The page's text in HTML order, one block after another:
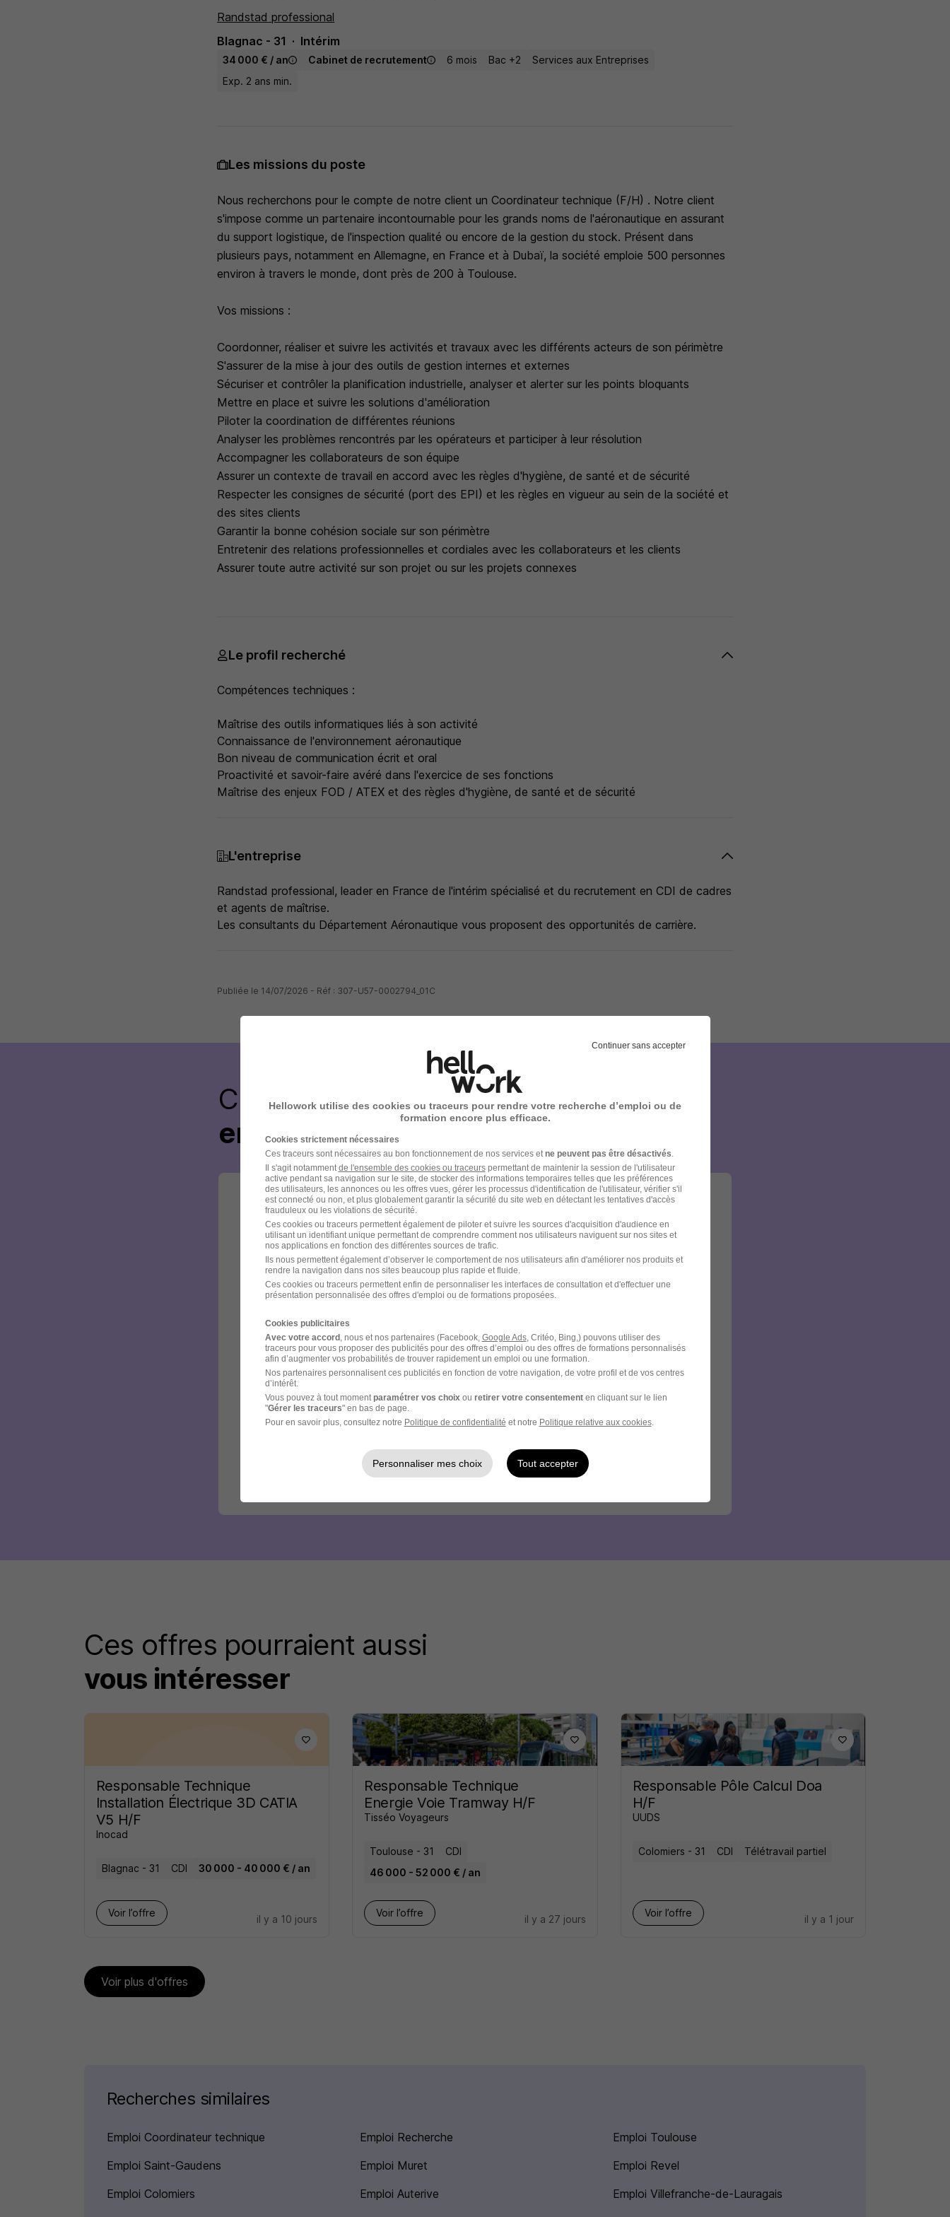
Randstad professional
Blagnac - 31
Intérim
34 000 € / an Cabinet de recrutement 6 mois Bac +2
Services aux Entreprises
Exp. 2 ans min.
Les missions du poste
Nous recherchons pour le compte de notre client un Coordinateur technique (F/H) . Notre client
s'impose comme un partenaire incontournable pour les grands noms de l'aéronautique en assurant
du support logistique, de l'inspection qualité ou encore de la gestion du stock. Présent dans
plusieurs pays, notamment en Allemagne, en France et à Dubaï, la société emploie 500 personnes
environ à travers le monde, dont près de 200 à Toulouse.
Vos missions :
Coordonner, réaliser et suivre les activités et travaux avec les différents acteurs de son périmètre
S'assurer de la mise à jour des outils de gestion internes et externes
Sécuriser et contrôler la planification industrielle, analyser et alerter sur les points bloquants
Mettre en place et suivre les solutions d'amélioration
Piloter la coordination de différentes réunions
Analyser les problèmes rencontrés par les opérateurs et participer à leur résolution
Accompagner les collaborateurs de son équipe
Assurer un contexte de travail en accord avec les règles d'hygiène, de santé et de sécurité
Respecter les consignes de sécurité (port des EPI) et les règles en vigueur au sein de la société et
des sites clients
Garantir la bonne cohésion sociale sur son périmètre
Entretenir des relations professionnelles et cordiales avec les collaborateurs et les clients
Assurer toute autre activité sur son projet ou sur les projets connexes
Le profil recherché
Compétences techniques :
Maîtrise des outils informatiques liés à son activité
Connaissance de l'environnement aéronautique
Bon niveau de communication écrit et oral
Proactivité et savoir-faire avéré dans l'exercice de ses fonctions
Maîtrise des enjeux FOD / ATEX et des règles d'hygiène, de santé et de sécurité
L'entreprise
Randstad professional, leader en France de l'intérim spécialisé et du recrutement en CDI de cadres
et agents de maîtrise.
Les consultants du Département Aéronautique vous proposent des opportunités de carrière.
Publiée le 14/07/2026 - Réf : 307-U57-0002794_01C
Créez votre compte Hellowork et
envoyez votre candidature !
Ces offres pourraient aussi
vous intéresser
Responsable Technique
Installation Électrique 3D CATIA
V5 H/F
Inocad
Blagnac - 31 CDI 30 000 - 40 000 € / an
Voir l’offre
il y a 10 jours
Responsable Technique
Energie Voie Tramway H/F
Tisséo Voyageurs
Toulouse - 31
CDI
46 000 - 52 000 € / an
Voir l’offre
il y a 27 jours
Responsable Pôle Calcul Doa
H/F
UUDS
Colomiers - 31 CDI Télétravail partiel
Voir l’offre
il y a 1 jour
Voir plus d'offres
Recherches similaires
Emploi Coordinateur technique Emploi Recherche
Emploi Toulouse
Emploi Saint-Gaudens
Emploi Muret
Emploi Revel
Emploi Colomiers
Emploi Auterive
Emploi Villefranche-de-Lauragais
Continuer sans accepter
Hellowork utilise des cookies ou traceurs pour rendre votre recherche d’emploi ou de
formation encore plus efficace.
Cookies strictement nécessaires
Ces traceurs sont nécessaires au bon fonctionnement de nos services et ne peuvent pas être désactivés
Il s'agit notamment de l'ensemble des cookies ou traceurspermettant de maintenir la session de l'utilisateur
active pendant sa navigation sur le site, de stocker des informations temporaires telles que les préférences
des utilisateurs, les annonces ou les offres vues, gérer les processus d'identification de l'utilisateur, vérifier s'il
est connecté ou non, et plus globalement garantir la sécurité du site web en détectant les tentatives d'accès
frauduleux ou les violations de sécurité.
Ces cookies ou traceurs permettent également de piloter et suivre les sources d'acquisition d'audience en
utilisant un identifiant unique permettant de comprendre comment nos utilisateurs naviguent sur nos sites et
nos applications en fonction des différentes sources de trafic.
Ils nous permettent également d’observer le comportement de nos utilisateurs afin d'améliorer nos produits et
rendre la navigation dans nos sites beaucoup plus rapide et fluide.
Ces cookies ou traceurs permettent enfin de personnaliser les interfaces de consultation et d'effectuer une
présentation personnalisée des offres d'emploi ou de formations proposées.
Cookies publicitaires
Avec votre accord, nous et nos partenaires (Facebook, Google Ads, Critéo, Bing,) pouvons utiliser des
traceurs pour vous proposer des publicités pour des offres d’emploi ou des offres de formations personnalisés
afin d’augmenter vos probabilités de trouver rapidement un emploi ou une formation.
Nos partenaires personnalisent ces publicités en fonction de votre navigation, de votre profil et de vos centres
d’intérêt.
Vous pouvez à tout moment paramétrer vos choix ou retirer votre consentementen cliquant sur le lien
"Gérer les traceurs" en bas de page.
Pour en savoir plus, consultez notre Politique de confidentialité et notre Politique relative aux cookies.
Personnaliser mes choix Tout accepter